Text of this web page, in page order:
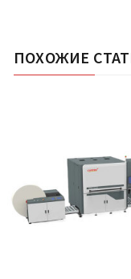
ПОХОЖИЕ